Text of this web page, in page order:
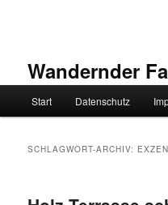
Wandernder
Start Datenschutz
SCHLAGWORT-ARCHIV: